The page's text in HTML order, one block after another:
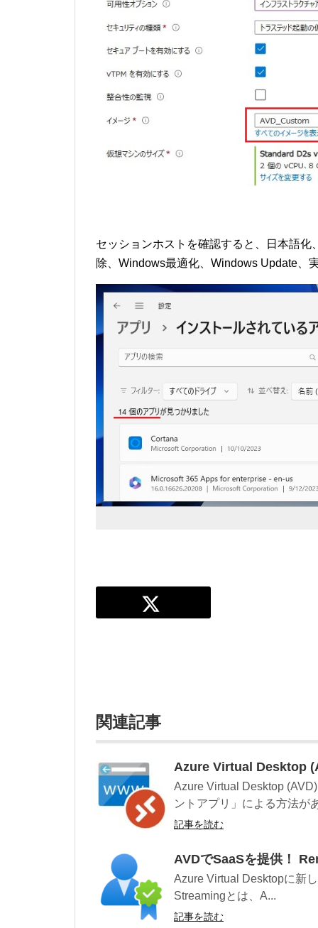
セッションホストを確認すると、日本語
除、Windows最適化、Windows Update、
関連記事
Azure Virtual Desktop
Azure Virtual Desktop
ントアプリ」による方法が
記事を読む
AVDでSaaSを提供！
Azure Virtual Desktopに新
Streamingとは、A...
記事を読む